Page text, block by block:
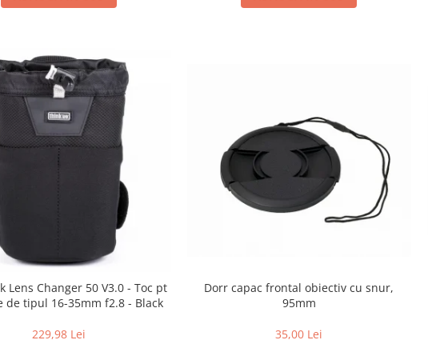
Lens Changer 50 V3.0 - Toc pt
de tipul 16-35mm f2.8 - Black
229,98 Lei
Dorr capac frontal obiectiv cu snur,
95mm
35,00 Lei